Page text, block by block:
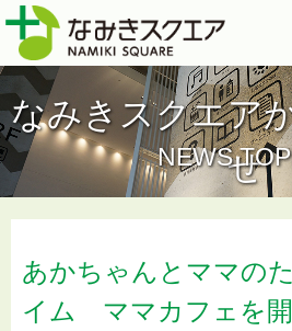
なみきスクエア
せ
NEWS
あかちゃんとママの
イム ママカフェを